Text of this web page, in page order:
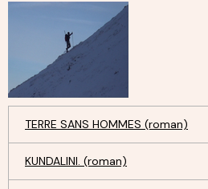
TERRE SANS HOMMES (roman)
KUNDALINI. (roman)